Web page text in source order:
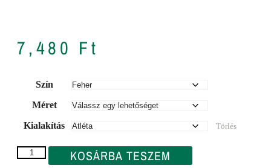
7,480 Ft
Szín
Méret
Kialakítás
Törlés
KOSÁRBA TESZEM